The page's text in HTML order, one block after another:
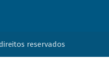
reservados